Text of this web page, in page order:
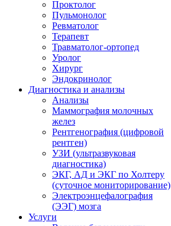
Проктолог
Пульмонолог
Ревматолог
Терапевт
Травматолог-ортопед
Уролог
Хирург
Эндокринолог
Диагностика и анализы
Анализы
Маммография молочных
желез
Рентгенография (цифровой
рентген)
УЗИ (ультразвуковая
диагностика)
ЭКГ, АД и ЭКГ по Холтеру
(суточное мониторирование)
Электроэнцефалография
(ЭЭГ) мозга
Услуги